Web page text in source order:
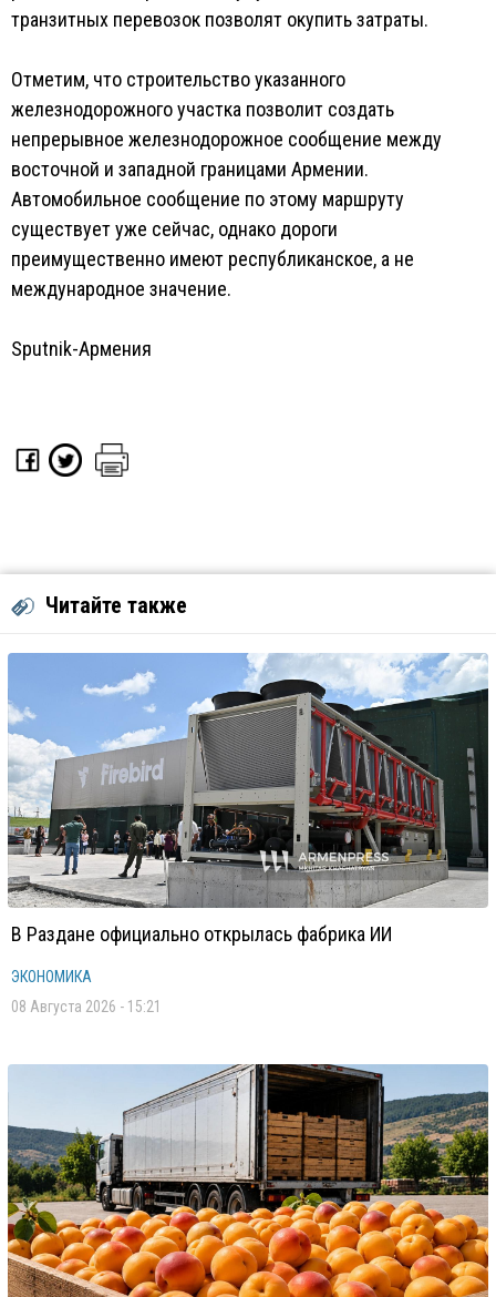
транзитных перевозок позволят окупить затраты.
Отметим, что строительство указанного
железнодорожного участка позволит создать
непрерывное железнодорожное сообщение между
восточной и западной границами Армении.
Автомобильное сообщение по этому маршруту
существует уже сейчас, однако дороги
преимущественно имеют республиканское, а не
международное значение.
Sputnik-Армения
Читайте также
В Раздане официально открылась фабрика ИИ
ЭКОНОМИКА
08 Августа 2026 - 15:21